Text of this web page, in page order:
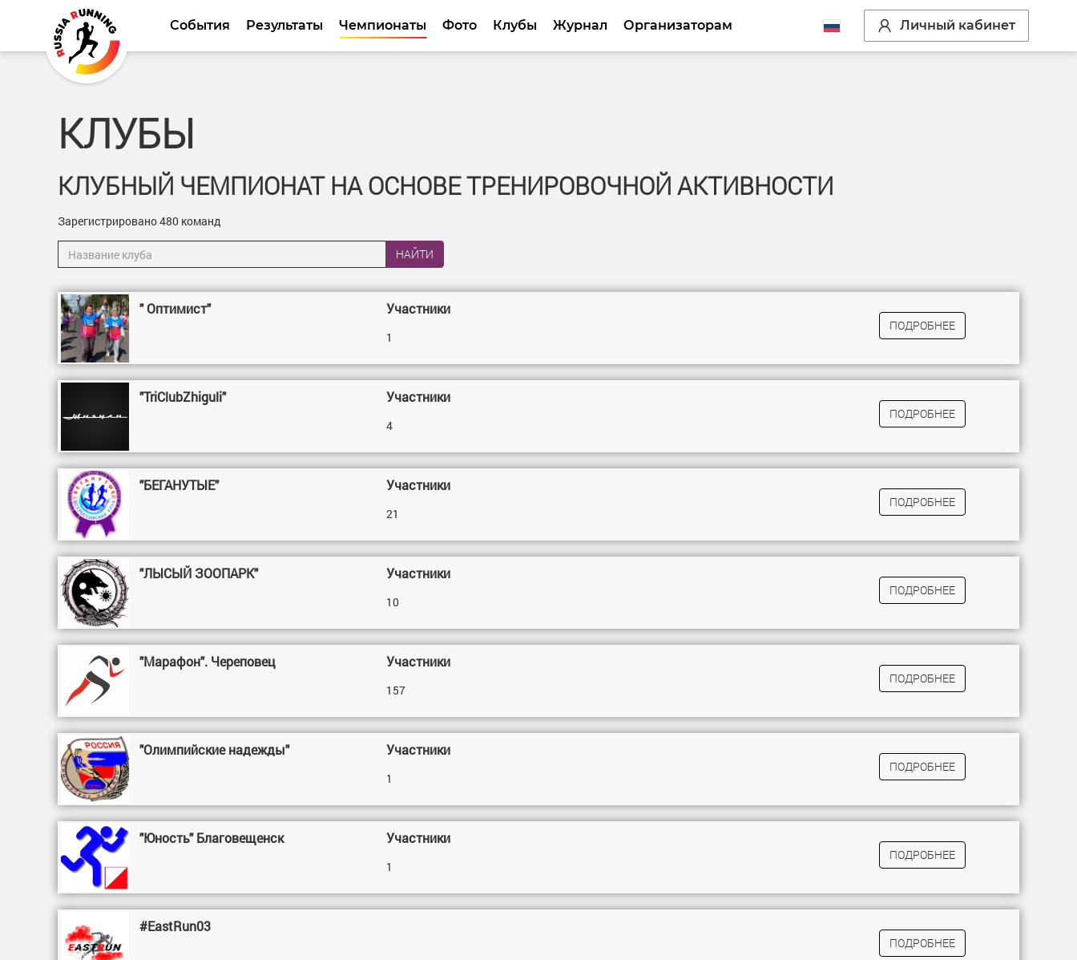
События Результаты Чемпионаты Фото Клубы Журнал Организаторам Личный кабинет
КЛУБЫ
КЛУБНЫЙ ЧЕМПИОНАТ НА ОСНОВЕ ТРЕНИРОВОЧНОЙ АКТИВНОСТИ
Зарегистрировано 480 команд
НАЙТИ
" Оптимист" Участники
1
ПОДРОБНЕЕ
"TriClubZhiguli" Участники
4
ПОДРОБНЕЕ
"БЕГАНУТЫЕ" Участники
21
ПОДРОБНЕЕ
"ЛЫСЫЙ ЗООПАРК" Участники
10
ПОДРОБНЕЕ
"Марафон". Череповец Участники
157
ПОДРОБНЕЕ
"Олимпийские надежды" Участники
1
ПОДРОБНЕЕ
"Юность" Благовещенск Участники
1
ПОДРОБНЕЕ
#EastRun03
ПОДРОБНЕЕ